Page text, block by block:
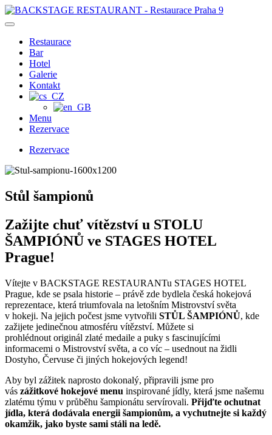
Přejít
na
Restaurace
Bar
Hotel
Galerie
Kontakt
Menu
Rezervace
Rezervace
Stůl šampionů
Zažijte chuť vítězství u STOLU
ŠAMPIÓNŮ ve STAGES HOTEL
Prague!
Vítejte v BACKSTAGE RESTAURANTu STAGES HOTEL
Prague, kde se psala historie – právě zde bydlela česká hokejová
reprezentace, která triumfovala na letošním Mistrovství světa
v hokeji. Na jejich počest jsme vytvořili STŮL ŠAMPIÓNŮ, kde
zažijete jedinečnou atmosféru vítězství. Můžete si
prohlédnout originál zlaté medaile a puky s fascinujícími
informacemi o Mistrovství světa, a co víc – usednout na židli
Dostyho, Červuse či jiných hokejových legend!
Aby byl zážitek naprosto dokonalý, připravili jsme pro
vás zážitkové hokejové menu inspirované jídly, která jsme našemu
zlatému týmu v průběhu šampionátu servírovali. Přijďte ochutnat
jídla, která dodávala energii šampionům, a vychutnejte si každý
okamžik, jako byste sami stáli na ledě.